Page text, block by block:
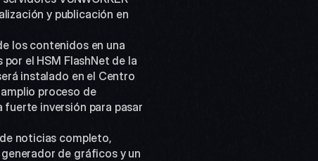
y publicación en
el HSM FlashNet de la
instalado en el Centro
proceso de
inversión para pasar
de gráficos y un